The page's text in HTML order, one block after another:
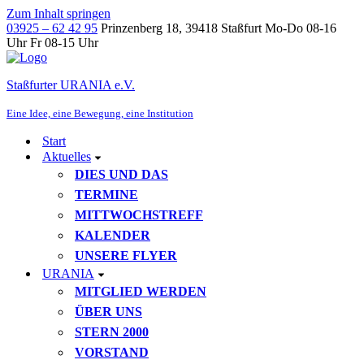
Zum Inhalt springen
03925 – 62 42 95 Prinzenberg 18, 39418 Staßfurt Mo-Do 08-16
Uhr Fr 08-15 Uhr
Staßfurter URANIA e.V.
Eine Idee, eine Bewegung, eine Institution
Start
Aktuelles
DIES UND DAS
TERMINE
MITTWOCHSTREFF
KALENDER
UNSERE FLYER
URANIA
MITGLIED WERDEN
ÜBER UNS
STERN 2000
VORSTAND